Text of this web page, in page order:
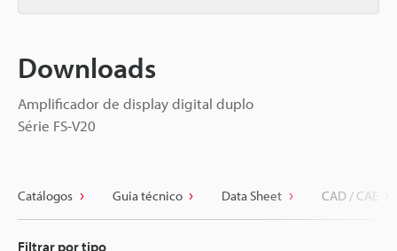
Downloads
Amplificador de display digital duplo
Série FS-V20
Catálogos Guia técnico Data Sheet CAD / CAE
Filtrar por tipo